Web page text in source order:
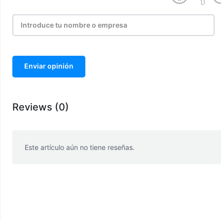
Enviar opinión
Reviews (0)
Este artículo aún no tiene reseñas.